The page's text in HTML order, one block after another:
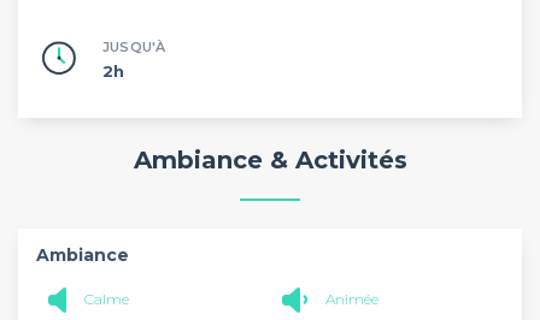
JUSQU'À
2h
Ambiance & Activités
Ambiance
Calme Animée